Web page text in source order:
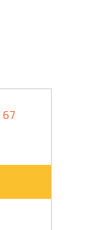
67